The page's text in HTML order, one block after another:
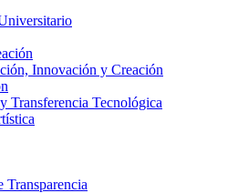
Innovación y Creación
Transferencia Tecnológica